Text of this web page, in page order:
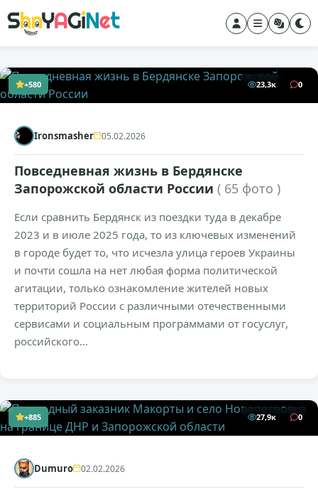
+580 23,3к 0
Ironsmasher 05.02.2026
Повседневная жизнь в Бердянске
Запорожской области России ( 65 фото )
Если сравнить Бердянск из поездки туда в декабре
2023 и в июле 2025 года, то из ключевых изменений
в городе будет то, что исчезла улица героев Украины
и почти сошла на нет любая форма политической
агитации, только ознакомление жителей новых
территорий России с различными отечественными
сервисами и социальным программами от госуслуг,
российского...
+885 27,9к 0
Dumuro 02.02.2026